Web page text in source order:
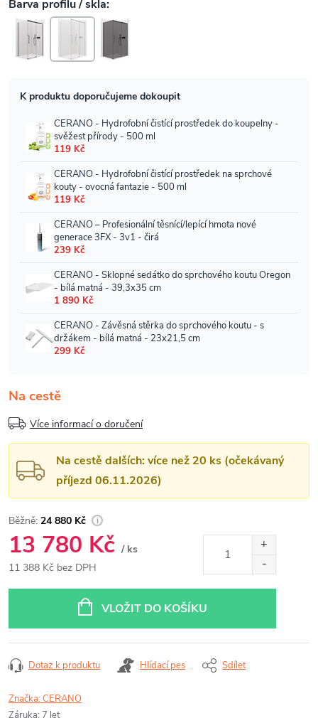
Na cestě
Více informací o doručení
Na cestě dalších: více než 20 ks (očekávaný
příjezd 06.11.2026)
24 880 Kč
13 780 Kč / ks
11 388 Kč bez DPH
VLOŽIT DO KOŠÍKU
Dotaz k produktu Hlídací pes Sdílet
Značka:CERANO
Záruka: 7 let